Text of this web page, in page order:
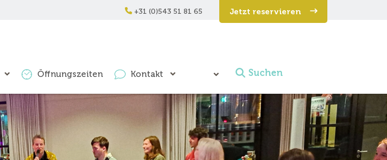
+31 (0)543 51 81 65 Jetzt reservieren
Öffnungszeiten Kontakt Suchen